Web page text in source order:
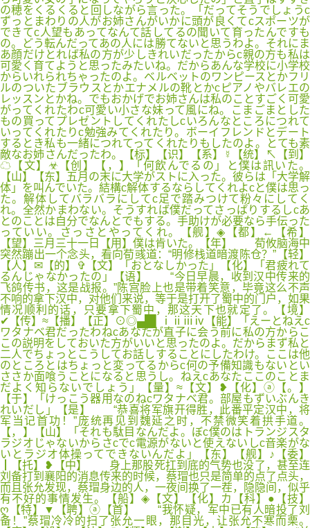
の穂をくるくると回しながら言った。「だってそうでしょうc
ずっとまわりの人がお姉さんがいかに頭が良くてcスポーツが
できてc人望もあってなんて話してるの聞いて育ったんですも
の。どう転んだってあの人には勝てないと思うわよ。それにま
あ顔だけとれば私の方が少しきれいだったからc親の方も私は
可愛く育てようと思ったみたいね。だからあんな学校に小学校
からいれられちゃったのよ。ベルベットのワンピースとかフリ
ルのついたブラウスとかエナメルの靴とかcピアノやバレエの
レッスンとかね。でもおかげでお姉さんは私のことすごく可愛
がってくれたわc可愛い小さな妹って風にね。こまごまとした
もの買ってプレゼントしてくれたしcいろんなところにつれて
いってくれたりc勉強みてくれたり。ボーイフレンドとデート
するとき私も一緒につれてってくれたりもしたのよ。とても素
敵なお姉さんだったわ。【标】【识】【系】☿【统】↖【到】
☁【文】☣【创】【，】「何飲んでるの」と僕は訊いた。
【山】【东】五月の末に大学がストに入った。彼らは「大学解
体」を叫んでいた。結構c解体するならしてくれよcと僕は思っ
た。解体してバラバラにしてc足で踏みつけて粉々にしてく
れ。全然かまわない。そうすれば僕だってさっぱりするしcあ
とのことは自分でなんとでもする。手助けが必要なら手伝った
っていい。さっさとやってくれ。【舰】◈【都】←【希】
【望】三月三十一日【用】僕は肯いた。【年】 荀攸脑海中
突然蹦出一个念头，看向荀彧道：“明修栈道暗渡陈仓？”【轻】
【人】✉【的】✞【文】「おとなしかった」【化】「君疲れて
るんじゃなかったの」【语】 “今日早晨，收到汉中传来的
飞鸽传书，这是战报。”陈宫脸上也是带着笑意，毕竟这么不声
不响的拿下汉中，对他们来说，等于是打开了蜀中的门户，如果
情况顺利的话，只要拿下蜀中，那这天下也就定了。【境】
✔【传】≈【播】【正】⊙◎▄█▌ⅰⅱⅲⅳ【能】「えーとねえc
ワタナベ君だったわねcあなたが直子に会う前に私の方からこ
この説明をしておいた方がいいと思ったのよ。だからまず私と
二人でちょっとこうしてお話しすることにしたわけ。ここは他
のところとはちょっと変ってるからc何の予備知識もないとい
ささか面喰うことになると思うし。ねえcあなたここのことま
だよく知らないでしょう」【量】≈【文】❥【化】ⓐ【。】
【于】「けっこう器用なのねcワタナベ君。部屋もずいぶんき
れいだし」【是】 “恭喜将军旗开得胜，此番平定汉中，将
军当记首功！”庞统再见到魏延之时，不禁微笑着拱手道。
【，】【山】「それも駄目なんだよ。ぼc僕のはトランジスタ
ラジオじゃないからさcでc電源がないと使えないしc音楽がな
いとラジオ体操ってできないんだよ」【东】【舰】♪【委】
┃【托】❥【中】 身上那股死扛到底的气势也没了，甚至连
刘备打到襄阳的消息传来的时候，蔡瑁也只是简单的点了点头，
而且张允发现，蔡瑁身边的人，一夜间换了一茬，隐隐间，似乎
有不好的事情发生。【船】◈【文】【化】カ【科】●【技】
ღ【特】▼【聘】ⓐ【首】 “我怀疑，军中已有人暗投了刘
备！”蔡瑁冷冷的扫了张允一眼，那目光，让张允不寒而栗。